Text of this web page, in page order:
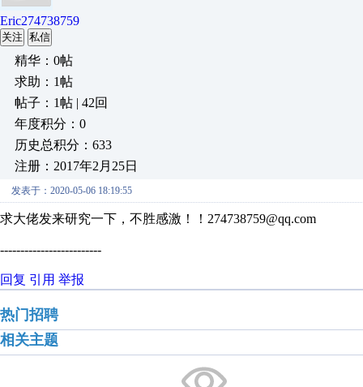
Eric274738759
关注 私信
精华：0帖
求助：1帖
帖子：1帖 | 42回
年度积分：0
历史总积分：633
注册：2017年2月25日
发表于：2020-05-06 18:19:55
求大佬发来研究一下，不胜感激！！274738759@qq.com
-------------------------
回复 引用 举报
热门招聘
相关主题